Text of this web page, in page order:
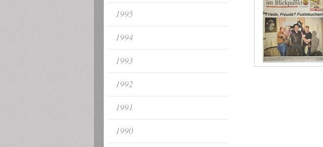
1995
1994
1993
1992
1991
1990